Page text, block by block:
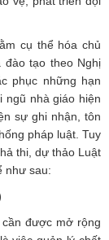
cụ thể hóa chủ
tạo theo Nghị
phục những hạn
ngũ nhà giáo hiện
sự ghi nhận, tôn
pháp luật. Tuy
thi, dự thảo Luật
như sau:
được mở rộng